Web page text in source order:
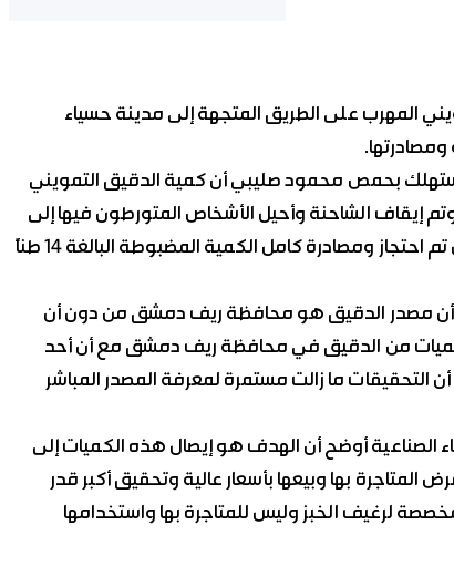
14 طناً من الدقيق التمويني المهرب على الطريق المتجهة إلى مدينة حسياء
بحمص محمود صليبي أن كمية الدقيق التمويني
إيقاف الشاحنة وأحيل الأشخاص المتورطون فيها إلى
التحقيق ونظم ضبط مباشرة بالواقعة وأحيل إلى القضاء في حين تم احتجاز ومصادرة كامل الكمية المضبوطة البالغة 14 طناً
أن مصدر الدقيق هو محافظة ريف دمشق من دون أن
الكميات من الدقيق في محافظة ريف دمشق مع أن أحد
ما زالت مستمرة لمعرفة المصدر المباشر
الصناعية أوضح أن الهدف هو إيصال هذه الكميات إلى
بها وبيعها بأسعار عالية وتحقيق أكبر قدر
لرغيف الخبز وليس للمتاجرة بها واستخدامها